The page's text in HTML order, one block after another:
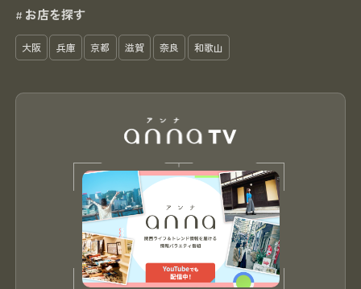
# お店を探す
大阪 兵庫 京都 滋賀 奈良 和歌山